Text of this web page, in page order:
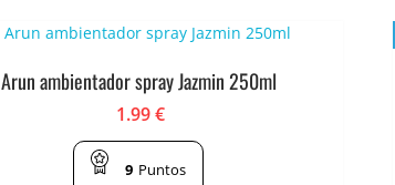
Arun ambientador spray Jazmin 250ml
1.99€
9 Puntos